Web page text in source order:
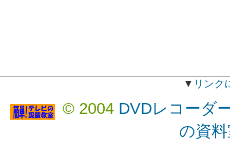
▼ リンク
© 2004 DVDレコーダ
の資